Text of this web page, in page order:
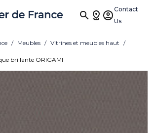

Contact
Us
Meubles Vitrines et meubles haut
brillante ORIGAMI